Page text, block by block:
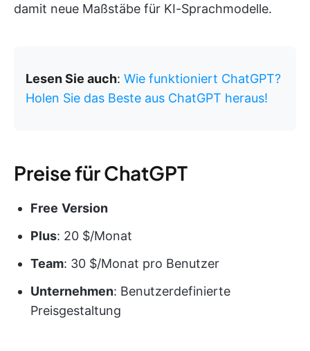
damit neue Maßstäbe für KI-Sprachmodelle.
Lesen Sie auch: Wie funktioniert ChatGPT?
Holen Sie das Beste aus ChatGPT heraus!
Preise für ChatGPT
Free Version
Plus: 20 $/Monat
Team: 30 $/Monat pro Benutzer
Unternehmen: Benutzerdefinierte
Preisgestaltung